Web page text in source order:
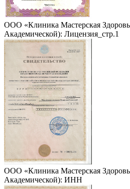
ООО «Клиника Мастерская
Академической): Лицензия_стр.1
ООО «Клиника Мастерская
Академической): ИНН